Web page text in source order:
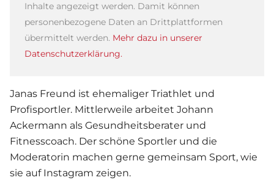
Inhalte angezeigt werden. Damit können
personenbezogene Daten an Drittplattformen
übermittelt werden. Mehr dazu in unserer
Datenschutzerklärung.
Janas Freund ist ehemaliger Triathlet und
Profisportler. Mittlerweile arbeitet Johann
Ackermann als Gesundheitsberater und
Fitnesscoach. Der schöne Sportler und die
Moderatorin machen gerne gemeinsam Sport, wie
sie auf Instagram zeigen.